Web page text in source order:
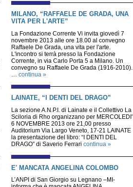
MILANO, “RAFFAELE DE GRADA, UNA
VITA PER L'ARTE”
La Fondazione Corrente Vi invita giovedì 7
novembre 2013 alle ore 18.00 al convegno
Raffaele De Grada, una vita per l'arte.
L'incontro si terrà presso la Fondazione
Corrente, in via Carlo Porta 5 a Milano. Un
convegno su Raffaele De Grada (1916-2010).
… continua »
LAINATE, “I DENTI DEL DRAGO”
La sezione A.N.P.I. di Lainate e il Collettivo La
Sciloria di Rho organizzano per MERCOLEDI'
6 NOVEMBRE 2013 ore 21,00 presso
Auditorium Via Largo Veneto, 17-21 LAINATE
la presentazione del libro: “I DENTI DEL
DRAGO” di Saverio Ferrari continua »
E' MANCATA ANGELINA COLOMBO
L’ANPI di San Giorgio su Legnano –MI-